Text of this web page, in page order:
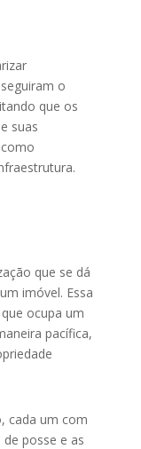
o
que os
suas
que se dá
imóvel. Essa
ocupa um
pacífica,
cada um com
posse e as